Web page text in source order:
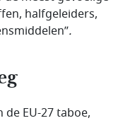
halfgeleiders,
.
EU-27 taboe,